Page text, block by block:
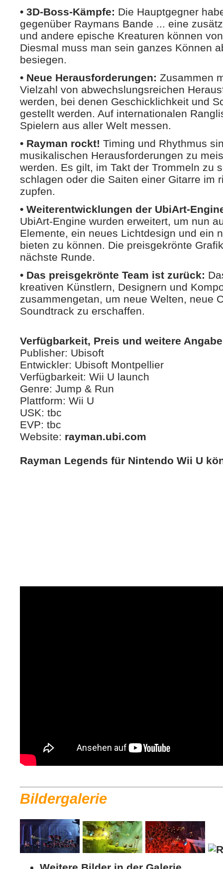
• 3D-Boss-Kämpfe: Die Hauptgegner
gegenüber Raymans Bande ... eine
und andere epische Kreaturen können
Diesmal muss man sein ganzes Können
besiegen.
• Neue Herausforderungen: Zusammen
Vielzahl von abwechslungsreichen
werden, bei denen Geschicklichkeit und
gestellt werden. Auf internationalen
Spielern aus aller Welt messen.
• Rayman rockt! Timing und Rhythmus
musikalischen Herausforderungen zu
werden. Es gilt, im Takt der Trommeln zu
schlagen oder die Saiten einer Gitarre im
zupfen.
• Weiterentwicklungen der UbiArt-
UbiArt-Engine wurden erweitert, um nun
Elemente, ein neues Lichtdesign und ein
bieten zu können. Die preisgekrönte
nächste Runde.
• Das preisgekrönte Team ist zurück:
kreativen Künstlern, Designern und
zusammengetan, um neue Welten, neue
Soundtrack zu erschaffen.
Verfügbarkeit, Preis und weitere
Publisher: Ubisoft
Entwickler: Ubisoft Montpellier
Verfügbarkeit: Wii U launch
Genre: Jump & Run
Plattform: Wii U
USK: tbc
EVP: tbc
Website: rayman.ubi.com
Rayman Legends für Nintendo Wii U
Bildergalerie